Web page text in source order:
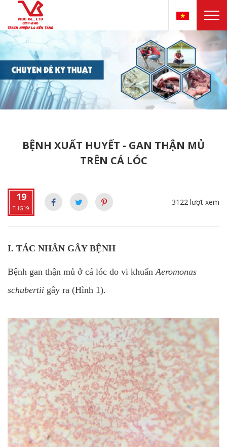
BỆNH XUẤT HUYẾT - GAN THẬN MỦ
TRÊN CÁ LÓC
19
THG19
3122 lượt xem
I. TÁC NHÂN GÂY BỆNH
Bệnh gan thận mủ ở cá lóc do vi khuẩn Aeromonas
schubertii gây ra (Hình 1).